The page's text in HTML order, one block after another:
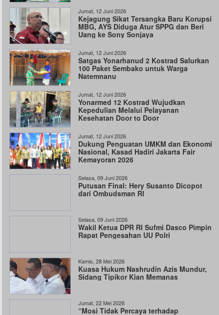
Jumat, 12 Juni 2026
Kejagung Sikat Tersangka Baru Korupsi
MBG, AYS Diduga Atur SPPG dan Beri
Uang ke Sony Sonjaya
Jumat, 12 Juni 2026
Satgas Yonarhanud 2 Kostrad Salurkan
100 Paket Sembako untuk Warga
Natemnanu
Jumat, 12 Juni 2026
Yonarmed 12 Kostrad Wujudkan
Kepedulian Melalui Pelayanan
Kesehatan Door to Door
Jumat, 12 Juni 2026
Dukung Penguatan UMKM dan Ekonomi
Nasional, Kasad Hadiri Jakarta Fair
Kemayoran 2026
Selasa, 09 Juni 2026
Putusan Final: Hery Susanto Dicopot
dari Ombudsman RI
Selasa, 09 Juni 2026
Wakil Ketua DPR RI Sufmi Dasco Pimpin
Rapat Pengesahan UU Polri
Kamis, 28 Mei 2026
Kuasa Hukum Nashrudin Azis Mundur,
Sidang Tipikor Kian Memanas
Jumat, 22 Mei 2026
“Mosi Tidak Percaya terhadap